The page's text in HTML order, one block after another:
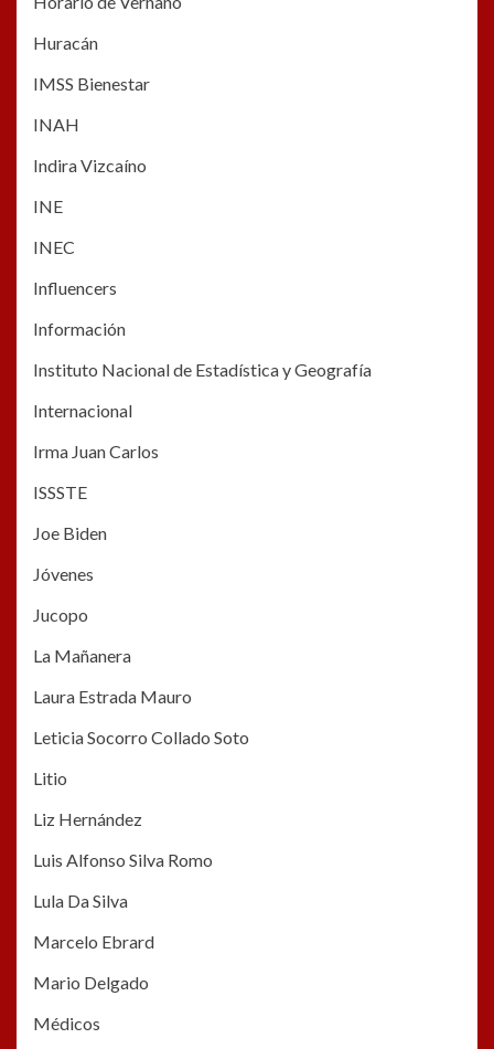
Huracán
IMSS Bienestar
INAH
Indira Vizcaíno
INE
INEC
Influencers
Información
Instituto Nacional de Estadística y Geografía
Internacional
Irma Juan Carlos
ISSSTE
Joe Biden
Jóvenes
Jucopo
La Mañanera
Laura Estrada Mauro
Leticia Socorro Collado Soto
Litio
Liz Hernández
Luis Alfonso Silva Romo
Lula Da Silva
Marcelo Ebrard
Mario Delgado
Médicos